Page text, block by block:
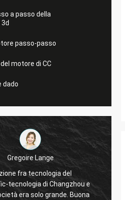
a passo della
passo-passo
motore di CC
dado
Gregoire Lange
fra tecnologia del
tecnologia di Changzhou e
era solo grande. Buona